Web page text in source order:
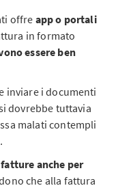
offre app o portali
in formato
essere ben
inviare i documenti
dovrebbe tuttavia
malati contempli
anche per
che alla fattura